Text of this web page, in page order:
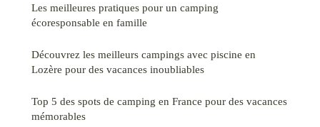
Les meilleures pratiques pour un camping
écoresponsable en famille
Découvrez les meilleurs campings avec piscine en
Lozère pour des vacances inoubliables
Top 5 des spots de camping en France pour des vacances
mémorables